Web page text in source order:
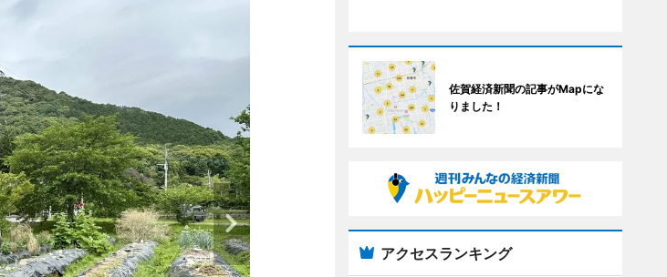
佐賀経済新聞の記事がMapにな
りました！
アクセスランキング